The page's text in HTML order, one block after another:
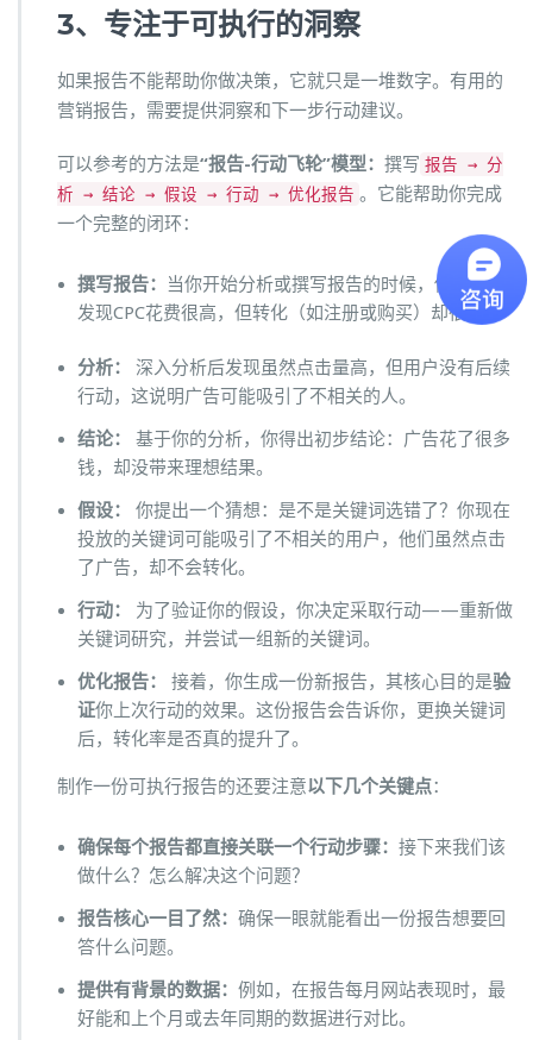
3、专注于可执行的洞察
如果报告不能帮助你做决策，它就只是一堆数字。有用的
营销报告，需要提供洞察和下一步行动建议。
可以参考的方法是“报告-行动飞轮”模型： 撰写 报告 → 分
析 → 结论 → 假设 → 行动 → 优化报告 。它能帮助你完成
一个完整的闭环：
撰写报告：
当你开始分析或撰写报告的时候，你可能会
发现CPC花费很高，但转化（如注册或购买）却很少。
分析：
深入分析后发现虽然点击量高，但用户没有后续
行动，这说明广告可能吸引了不相关的人。
结论：
基于你的分析，你得出初步结论：广告花了很多
钱，却没带来理想结果。
假设：
你提出一个猜想：是不是关键词选错了？你现在
投放的关键词可能吸引了不相关的用户，他们虽然点击
了广告，却不会转化。
行动：
为了验证你的假设，你决定采取行动——重新做
关键词研究，并尝试一组新的关键词。
优化报告：
接着，你生成一份新报告，其核心目的是验
证你上次行动的效果。这份报告会告诉你，更换关键词
后，转化率是否真的提升了。
制作一份可执行报告的还要注意以下几个关键点：
确保每个报告都直接关联一个行动步骤： 接下来我们该
做什么？怎么解决这个问题？
报告核心一目了然： 确保一眼就能看出一份报告想要回
答什么问题。
提供有背景的数据： 例如，在报告每月网站表现时，最
好能和上个月或去年同期的数据进行对比。